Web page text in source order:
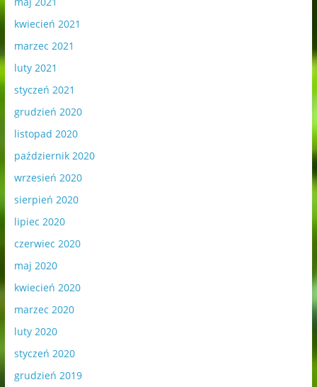
kwiecień 2021
marzec 2021
luty 2021
styczeń 2021
grudzień 2020
listopad 2020
październik 2020
wrzesień 2020
sierpień 2020
lipiec 2020
czerwiec 2020
maj 2020
kwiecień 2020
marzec 2020
luty 2020
styczeń 2020
grudzień 2019